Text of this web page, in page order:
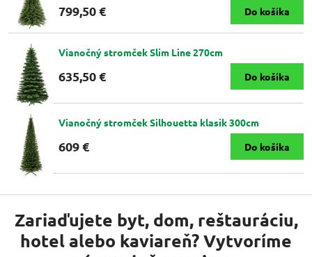
799,50 € Do košíka
Vianočný stromček Slim Line 270cm
635,50 € Do košíka
Vianočný stromček Silhouetta klasik 300cm
609 € Do košíka
Zariaďujete byt, dom, reštauráciu,
hotel alebo kaviareň? Vytvoríme